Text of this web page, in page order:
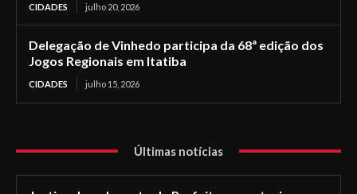
CIDADES julho 20, 2026
Delegação de Vinhedo participa da 68ª edição dos
Jogos Regionais em Itatiba
CIDADES julho 15, 2026
Últimas notícias